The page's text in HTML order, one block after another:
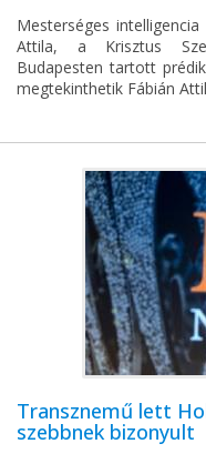
Mesterséges
Attila, a Krisztus
Budapesten tartott
megtekinthetik Fábián
Transznemű lett
szebbnek bizonyult